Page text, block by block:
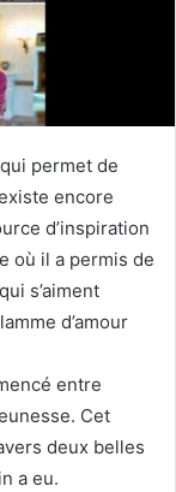
permet de
encore
d’inspiration
où il a permis de
s’aiment
d’amour
entre
Cet
deux belles
a eu.